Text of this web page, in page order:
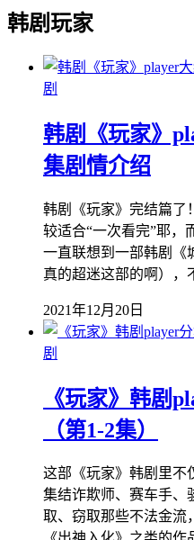
韩剧玩家
剧
韩剧《玩家》
集剧情介绍
韩剧《玩家》完结篇了
较适合“一次看完”耶，
一直联想到一部韩剧《
真的超迷这部的啊）
2021年12月20日
剧
《玩家》韩剧
（第1-2集）
这部《玩家》韩剧里不
集结诈欺师、赛车手、
取、窃取那些不法金流